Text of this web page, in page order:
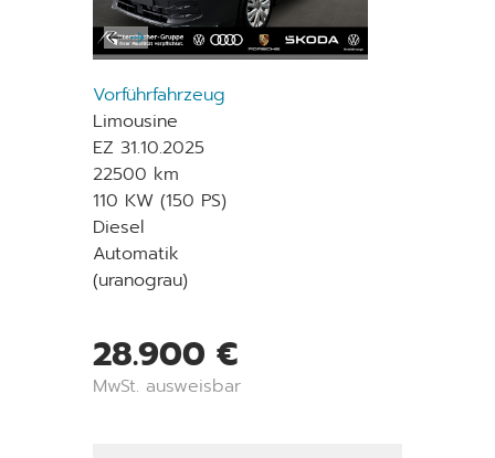
Vorführfahrzeug
Limousine
EZ 31.10.2025
22500 km
110 KW (150 PS)
Diesel
Automatik
(uranograu)
28.900 €
MwSt. ausweisbar